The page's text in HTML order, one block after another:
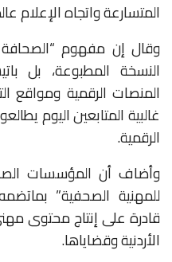
المتسارعةواتجاهالإعلام
وقال إن مفهوم “الصحافة
النسخة المطبوعة، بل بات
المنصات الرقمية ومواقع
غالبيةالمتابعيناليوم
الرقمية.
وأضاف أن المؤسسات
للمهنية الصحفية” بما
قادرة علىإنتاجمحتوى
الأردنيةوقضاياها.